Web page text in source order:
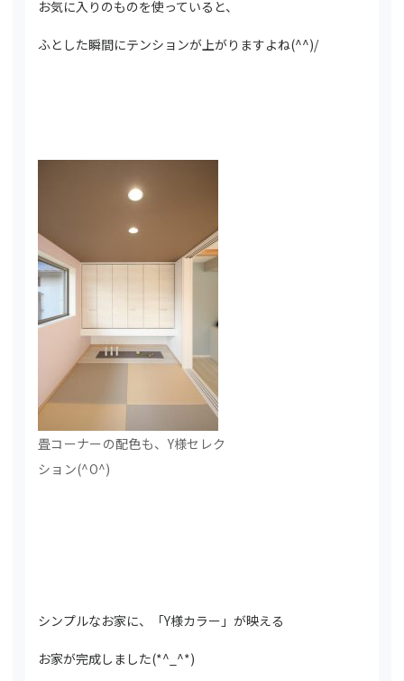
お気に入りのものを使っていると、
ふとした瞬間にテンションが上がりますよね(^^)/
畳コーナーの配色も、Y様セレク
ション(^O^)
シンプルなお家に、「Y様カラー」が映える
お家が完成しました(*^_^*)